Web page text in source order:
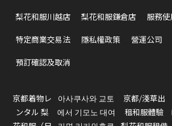
梨花和服川越店
梨花和服鎌倉店
服務
特定商業交易法
隱私權政策 營運公司
預訂確認及取消
京都着物レ
ンタル 梨
아사쿠사와 교토
에서 기모노 대여
京都/淺草出
租和服體驗